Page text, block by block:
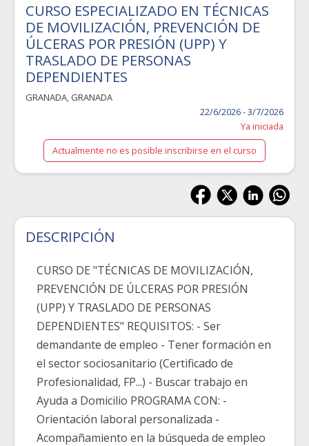
CURSO ESPECIALIZADO EN TÉCNICAS
DE MOVILIZACIÓN, PREVENCIÓN DE
ÚLCERAS POR PRESIÓN (UPP) Y
TRASLADO DE PERSONAS
DEPENDIENTES
GRANADA, GRANADA
22/6/2026 - 3/7/2026
Ya iniciada
Actualmente no es posible inscribirse en el curso
DESCRIPCIÓN
CURSO DE "TÉCNICAS DE MOVILIZACIÓN,
PREVENCIÓN DE ÚLCERAS POR PRESIÓN
(UPP) Y TRASLADO DE PERSONAS
DEPENDIENTES" REQUISITOS: - Ser
demandante de empleo - Tener formación en
el sector sociosanitario (Certificado de
Profesionalidad, FP...) - Buscar trabajo en
Ayuda a Domicilio PROGRAMA CON: -
Orientación laboral personalizada -
Acompañamiento en la búsqueda de empleo